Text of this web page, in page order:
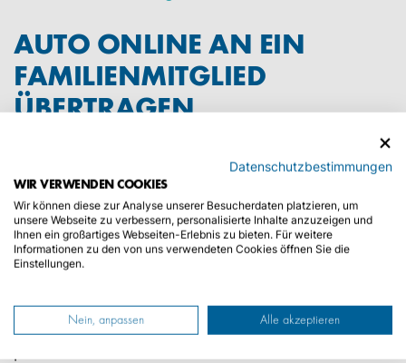
AUTO ONLINE AN EIN
FAMILIENMITGLIED
ÜBERTRAGEN
Familienmitglied istonline
einfach und schnell
erledigt. Bei uns haben Sie die Möglichkeit Ihre
Ummeldungonlinezu beauftragen. Dabei nutzen
Sie unserenOnline-Konfiguratorund erstellen
dadurch digital den Auftrag für die Ummeldung.
konfigurierenundanpassen. Zusätzlich zur
Ummeldung erhalten Sie auf Wunsch die
Datenschutzbestimmungen
WIR VERWENDEN COOKIES
Wir können diese zur Analyse unserer Besucherdaten platzieren, um
unsere Webseite zu verbessern, personalisierte Inhalte anzuzeigen und
Ihnen ein großartiges Webseiten-Erlebnis zu bieten. Für weitere
Informationen zu den von uns verwendeten Cookies öffnen Sie die
Einstellungen.
Nein, anpassen Alle akzeptieren